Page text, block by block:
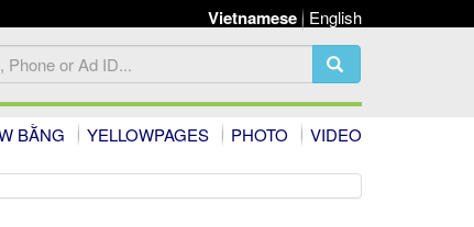
Vietnamese English
BẰNG YELLOWPAGES PHOTO VIDEO